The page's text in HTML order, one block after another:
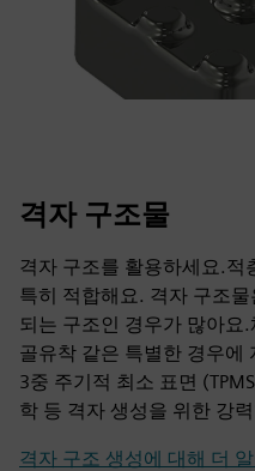
격자 구조물
격자 구조를 활용하세요.적
특히 적합해요. 격자 구조
되는 구조인 경우가 많아요
골유착 같은 특별한 경우에
3중 주기적 최소 표면
학 등 격자 생성을 위한 강
격자 구조 생성에 대해 더